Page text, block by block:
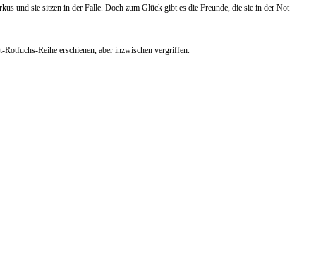
und sie sitzen in der Falle. Doch zum Glück gibt es die Freunde, die sie in der Not
Reihe erschienen, aber inzwischen vergriffen.